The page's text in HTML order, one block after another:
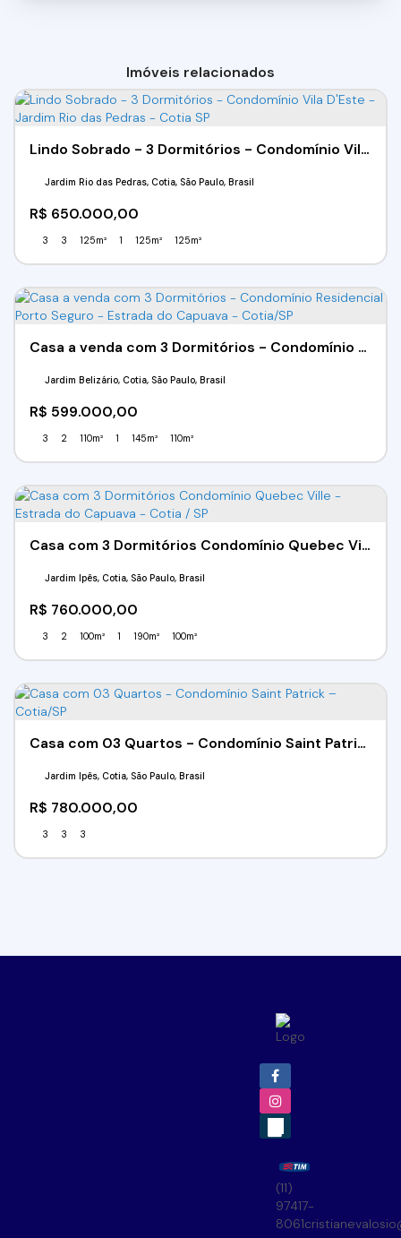
Imóveis relacionados
Lindo Sobrado - 3 Dormitórios - Condomínio Vila D'Este - Jardim Rio das Pedras - Cotia SP
R$ 650.000,00
Jardim Rio das Pedras, Cotia, São Paulo, Brasil
3 3 125m² 1 125m² 125m²
Casa a venda com 3 Dormitórios - Condomínio Residencial Porto Seguro - Estrada do Capuava - Cotia/SP
R$ 599.000,00
Jardim Belizário, Cotia, São Paulo, Brasil
3 2 110m² 1 145m² 110m²
Casa com 3 Dormitórios Condomínio Quebec Ville - Estrada do Capuava - Cotia / SP
R$ 760.000,00
Jardim Ipês, Cotia, São Paulo, Brasil
3 2 100m² 1 190m² 100m²
Casa com 03 Quartos - Condomínio Saint Patrick – Cotia/SP
R$ 780.000,00
Jardim Ipês, Cotia, São Paulo, Brasil
3 3 3
(11)
97417-
8061